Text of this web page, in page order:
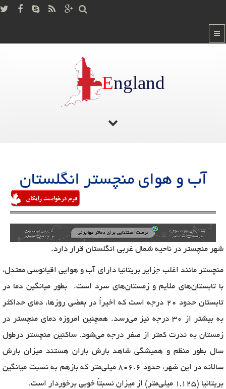
England
آب و هوای منچستر انگلستان
شهر منچستر در ناحیه شمال غربی انگلستان قرار دارد.
منچستر مانند اغلب جزایر بریتانیا دارای آب و هوایی اقیانوسی معتدل،
با تابستان‌های ملایم و زمستان‌های سرد است. بطور میانگین دما در
تابستان حدود 20 درجه است که اخیراً در بعضی روزها، دمای حداکثر
به بیشتر از 30 درجه نیز می‌رسد. همچنین امروزه دمای منچستر در
زمستان به ندرت کمتر از صفر درجه می‌شود. ساکنین منچستر درطول
سال بطور منظم و همیشگی شاهد بارش باران هستند میزان بارش
سالانه در این شهر، حدود 806.6 میلی‌متر که بازهم به نسبت میانگین
بریتانیا (1,125 میلی‌متر) از میزان نسبتاً خوبی برخوردار است.